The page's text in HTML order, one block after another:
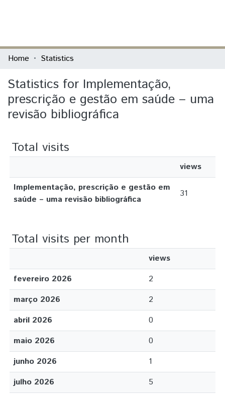
Communities & Collections
All of DSpace
Home Statistics
Statistics for Implementação,
prescrição e gestão em saúde – uma
revisão bibliográfica
Total visits
views
Implementação, prescrição e gestão em
saúde – uma revisão bibliográfica
31
Total visits per month
views
fevereiro 2026
2
março 2026
2
abril 2026
0
maio 2026
0
junho 2026
1
julho 2026
5